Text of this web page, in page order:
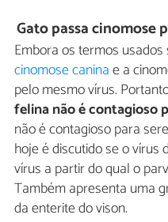
Gato passa cinomose
Embora os termos
cinomose caninae a
pelo mesmo vírus.
felina não é contagioso
não é contagioso para
hoje é discutido se o vírus
vírus a partir do qual o
Também apresenta uma
da enterite do vison.